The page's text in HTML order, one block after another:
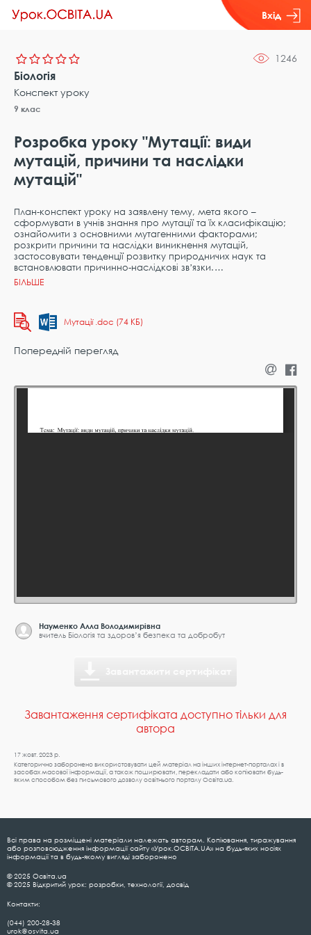
Вхід
1246
Біологія
Конспект уроку
9 клас
Розробка уроку "Мутації: види
мутацій, причини та наслідки
мутацій"
План-конспект уроку на заявлену тему, мета якого –
сформувати в учнів знання про мутації та їх класифікацію;
ознайомити з основними мутагенними факторами;
розкрити причини та наслідки виникнення мутацій,
застосовувати тенденції розвитку природничих наук та
встановлювати причинно-наслідкові звʼязки.
Мутації .doc (74 КБ)
Попередній перегляд
Науменко Алла Володимирівна
вчитель Біологія та здоровʼя безпека та добробут
Завантаження сертифіката доступно тільки для
автора
17 жовт. 2023 р.
Категорично заборонено використовувати цей матеріал на інших інтернет-порталах і в
засобах масової інформації, а також поширювати, перекладати або копіювати будь-
яким способом без письмового дозволу освітнього порталу Освіта.ua.
Всі права на розміщені матеріали належать авторам. Копіювання, тиражування
або розповсюдження інформації сайту «Урок.ОСВІТА.UA» на будь-яких носіях
інформації та в будь-якому вигляді заборонено
© 2025 Освіта.ua
© 2025 Відкритий урок: розробки, технології, досвід
Контакти:
(044) 200-28-38
urok@osvita.ua